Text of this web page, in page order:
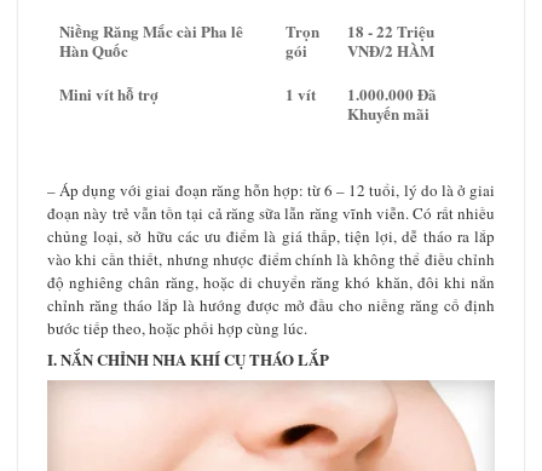
Niềng Răng Mắc cài Pha lê
Hàn Quốc
Trọn
gói
18 - 22 Triệu
VNĐ/2 HÀM
Mini vít hỗ trợ
1 vít
1.000.000 Đã
Khuyến mãi
– Áp dụng với giai đoạn răng hỗn hợp: từ 6 – 12 tuổi, lý do là ở giai
đoạn này trẻ vẫn tồn tại cả răng sữa lẫn răng vĩnh viễn. Có rất nhiều
chủng loại, sở hữu các ưu điểm là giá thấp, tiện lợi, dễ tháo ra lắp
vào khi cần thiết, nhưng nhược điểm chính là không thể điều chỉnh
độ nghiêng chân răng, hoặc di chuyển răng khó khăn, đôi khi nắn
chỉnh răng tháo lắp là hướng được mở đầu cho niềng răng cố định
bước tiếp theo, hoặc phối hợp cùng lúc.
I. NẮN CHỈNH NHA KHÍ CỤ THÁO LẮP